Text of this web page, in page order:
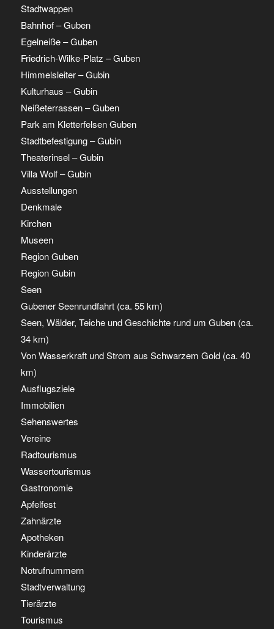
Stadtwappen
Bahnhof – Guben
Egelneiße – Guben
Friedrich-Wilke-Platz – Guben
Himmelsleiter – Gubin
Kulturhaus – Gubin
Neißeterrassen – Guben
Park am Kletterfelsen Guben
Stadtbefestigung – Gubin
Theaterinsel – Gubin
Villa Wolf – Gubin
Ausstellungen
Denkmale
Kirchen
Museen
Region Guben
Region Gubin
Seen
Gubener Seenrundfahrt (ca. 55 km)
Seen, Wälder, Teiche und Geschichte rund um Guben (ca.
34 km)
Von Wasserkraft und Strom aus Schwarzem Gold (ca. 40
km)
Ausflugsziele
Immobilien
Sehenswertes
Vereine
Radtourismus
Wassertourismus
Gastronomie
Apfelfest
Zahnärzte
Apotheken
Kinderärzte
Notrufnummern
Stadtverwaltung
Tierärzte
Tourismus